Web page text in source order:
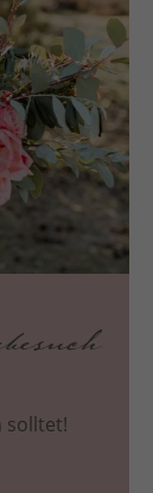
solltet!